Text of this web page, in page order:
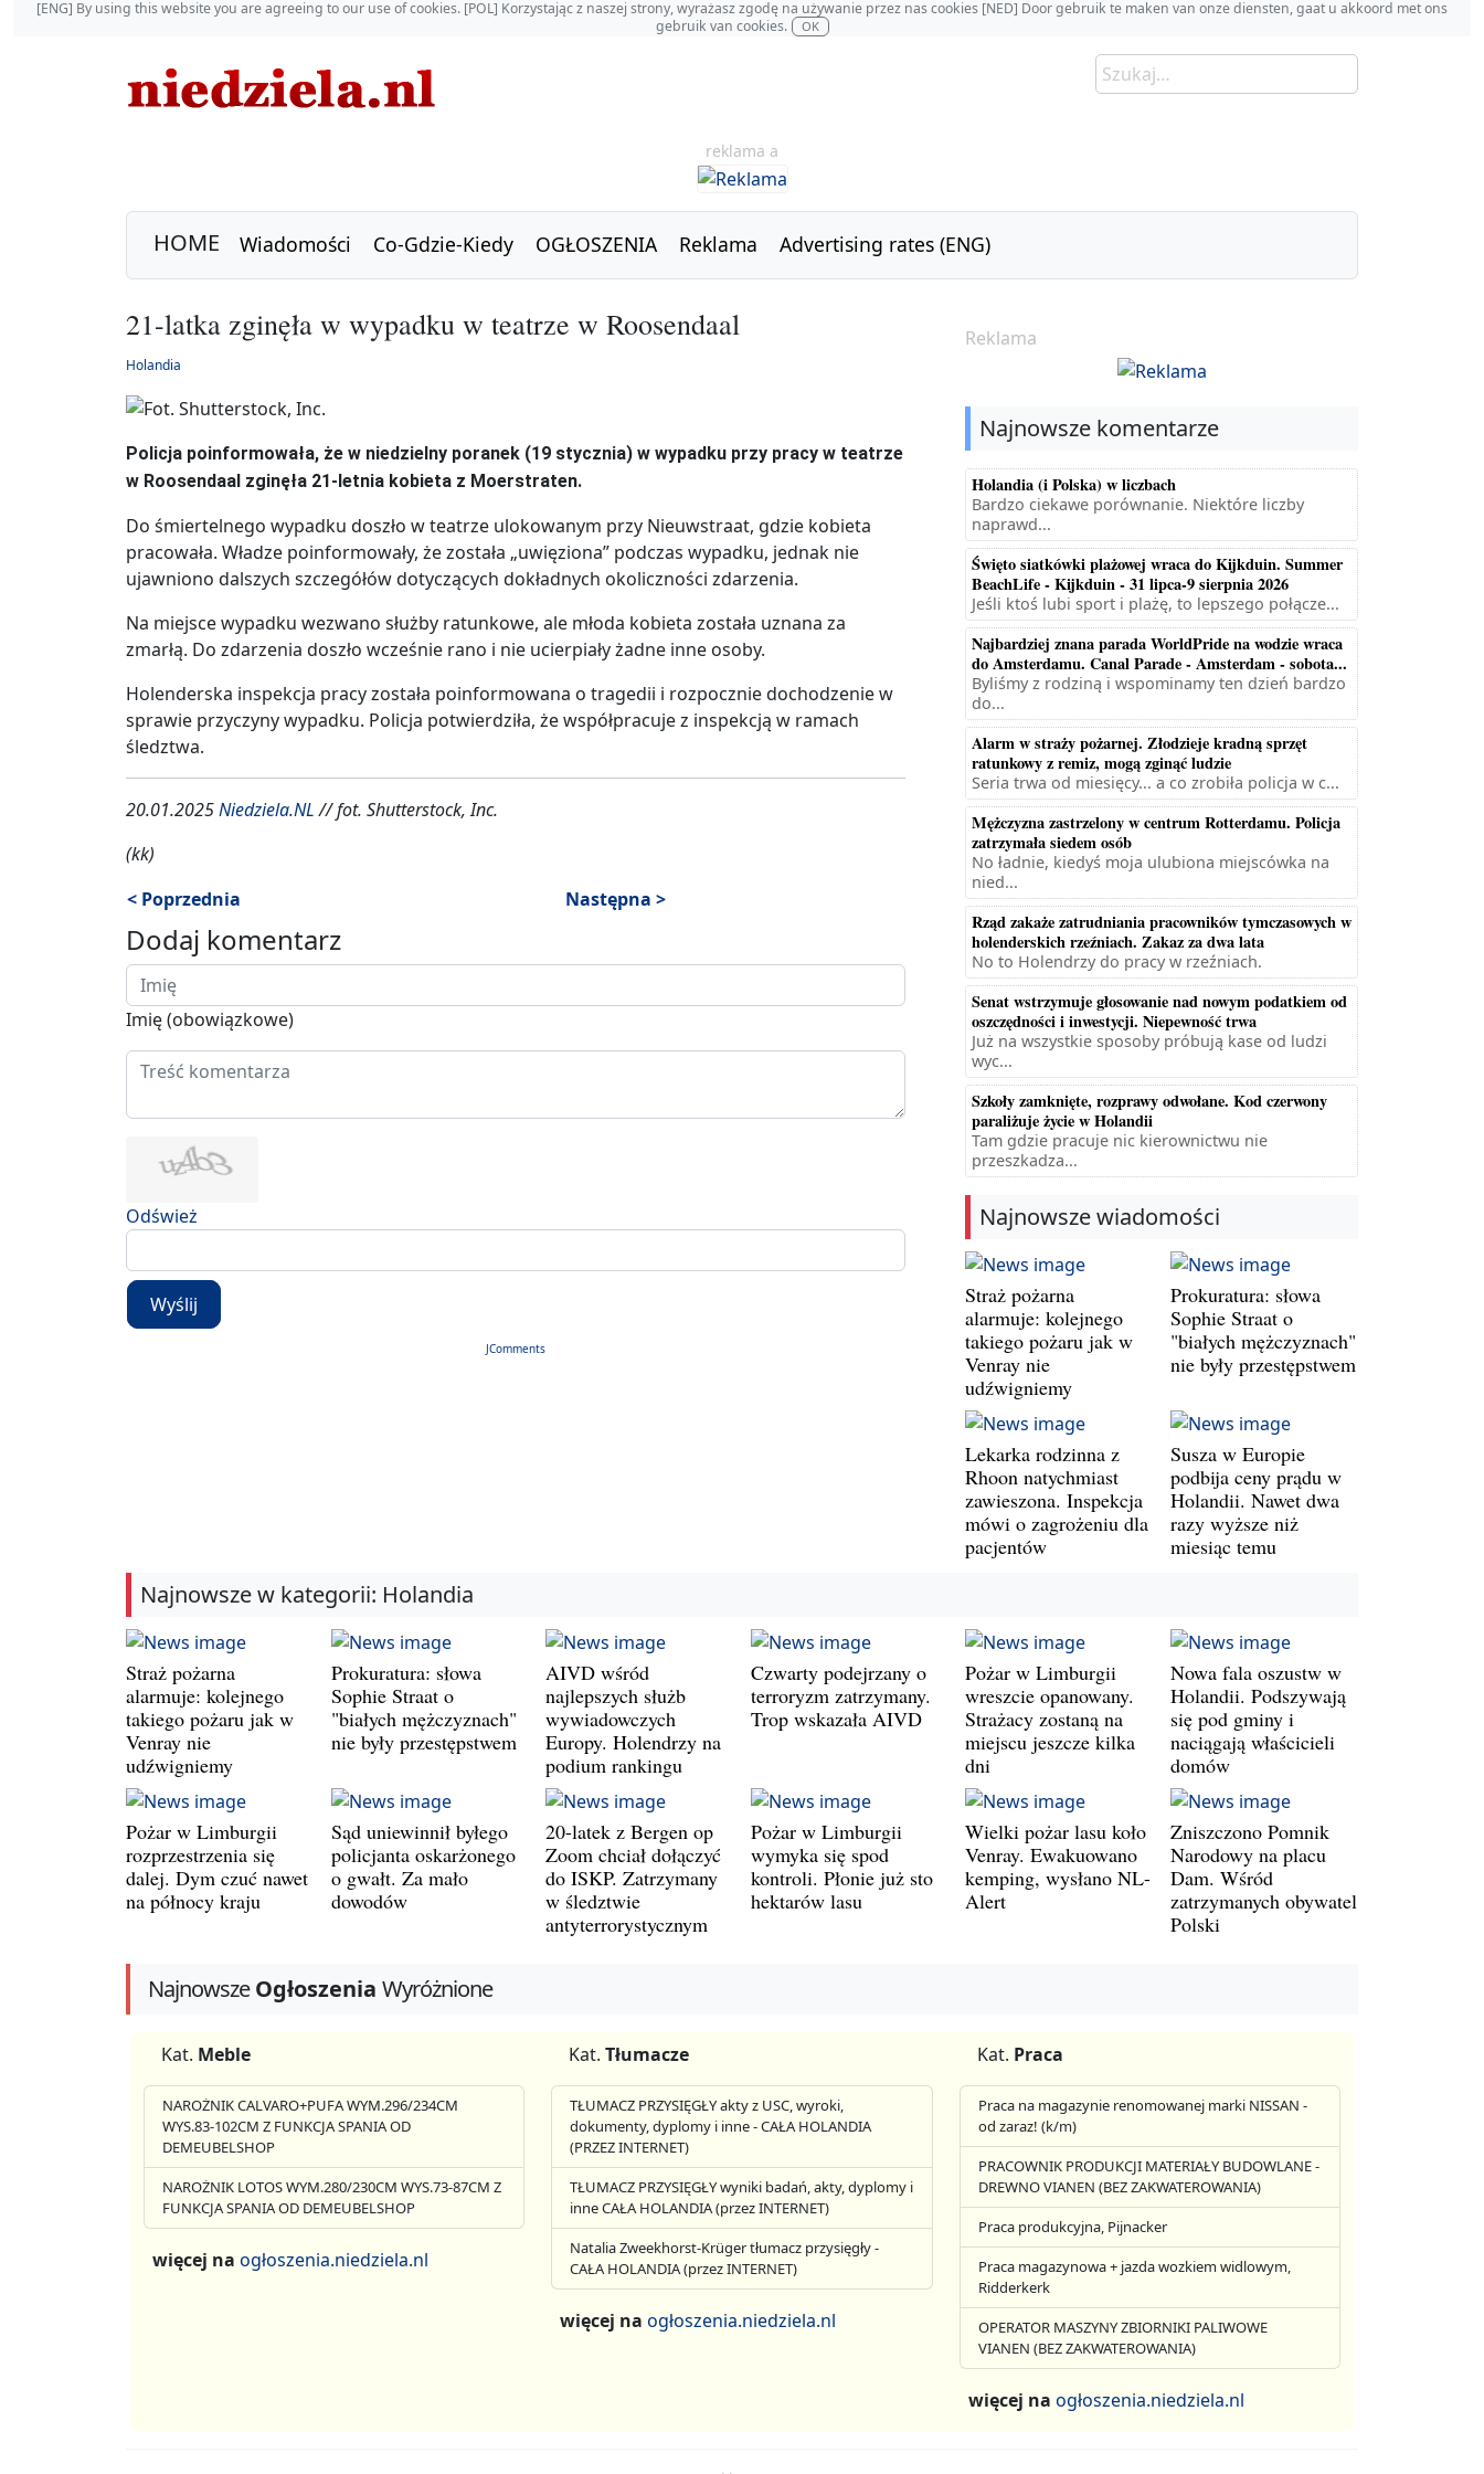
[ENG] By using this website you are agreeing to our use of cookies. [POL] Korzystając z naszej strony, wyrażasz zgodę na używanie przez nas cookies [NED] Door gebruik te maken van onze diensten, gaat u akkoord met ons
gebruik van cookies.
OK
reklama a
HOME Wiadomości Co-Gdzie-Kiedy OGŁOSZENIA Reklama Advertising rates (ENG)
21-latka zginęła w wypadku w teatrze w Roosendaal
Holandia
Policja poinformowała, że w niedzielny poranek (19 stycznia) w wypadku przy pracy w teatrze
w Roosendaal zginęła 21-letnia kobieta z Moerstraten.
Do śmiertelnego wypadku doszło w teatrze ulokowanym przy Nieuwstraat, gdzie kobieta
pracowała. Władze poinformowały, że została „uwięziona” podczas wypadku, jednak nie
ujawniono dalszych szczegółów dotyczących dokładnych okoliczności zdarzenia.
Na miejsce wypadku wezwano służby ratunkowe, ale młoda kobieta została uznana za
zmarłą. Do zdarzenia doszło wcześnie rano i nie ucierpiały żadne inne osoby.
Holenderska inspekcja pracy została poinformowana o tragedii i rozpocznie dochodzenie w
sprawie przyczyny wypadku. Policja potwierdziła, że współpracuje z inspekcją w ramach
śledztwa.
20.01.2025Niedziela.NL// fot. Shutterstock, Inc.
(kk)
< Poprzednia
Następna >
Dodaj komentarz
Imię (obowiązkowe)
Odśwież
Wyślij
JComments
Reklama
Najnowsze komentarze
Holandia (i Polska) w liczbach
Bardzo ciekawe porównanie. Niektóre liczby
naprawd...
Święto siatkówki plażowej wraca do Kijkduin. Summer
BeachLife - Kijkduin - 31 lipca-9 sierpnia 2026
Jeśli ktoś lubi sport i plażę, to lepszego połącze...
Najbardziej znana parada WorldPride na wodzie wraca
do Amsterdamu. Canal Parade - Amsterdam - sobota...
Byliśmy z rodziną i wspominamy ten dzień bardzo
do...
Alarm w straży pożarnej. Złodzieje kradną sprzęt
ratunkowy z remiz, mogą zginąć ludzie
Seria trwa od miesięcy... a co zrobiła policja w c...
Mężczyzna zastrzelony w centrum Rotterdamu. Policja
zatrzymała siedem osób
No ładnie, kiedyś moja ulubiona miejscówka na
nied...
Rząd zakaże zatrudniania pracowników tymczasowych w
holenderskich rzeźniach. Zakaz za dwa lata
No to Holendrzy do pracy w rzeźniach.
Senat wstrzymuje głosowanie nad nowym podatkiem od
oszczędności i inwestycji. Niepewność trwa
Już na wszystkie sposoby próbują kase od ludzi
wyc...
Szkoły zamknięte, rozprawy odwołane. Kod czerwony
paraliżuje życie w Holandii
Tam gdzie pracuje nic kierownictwu nie
przeszkadza...
Najnowsze wiadomości
Straż pożarna
alarmuje: kolejnego
takiego pożaru jak w
Venray nie
udźwigniemy
Prokuratura: słowa
Sophie Straat o
"białych mężczyznach"
nie były przestępstwem
Lekarka rodzinna z
Rhoon natychmiast
zawieszona. Inspekcja
mówi o zagrożeniu dla
pacjentów
Susza w Europie
podbija ceny prądu w
Holandii. Nawet dwa
razy wyższe niż
miesiąc temu
Najnowsze w kategorii: Holandia
Straż pożarna
alarmuje: kolejnego
takiego pożaru jak w
Venray nie
udźwigniemy
Prokuratura: słowa
Sophie Straat o
"białych mężczyznach"
nie były przestępstwem
AIVD wśród
najlepszych służb
wywiadowczych
Europy. Holendrzy na
podium rankingu
Czwarty podejrzany o
terroryzm zatrzymany.
Trop wskazała AIVD
Pożar w Limburgii
wreszcie opanowany.
Strażacy zostaną na
miejscu jeszcze kilka
dni
Nowa fala oszustw w
Holandii. Podszywają
się pod gminy i
naciągają właścicieli
domów
Pożar w Limburgii
rozprzestrzenia się
dalej. Dym czuć nawet
na północy kraju
Sąd uniewinnił byłego
policjanta oskarżonego
o gwałt. Za mało
dowodów
20-latek z Bergen op
Zoom chciał dołączyć
do ISKP. Zatrzymany
w śledztwie
antyterrorystycznym
Pożar w Limburgii
wymyka się spod
kontroli. Płonie już sto
hektarów lasu
Wielki pożar lasu koło
Venray. Ewakuowano
kemping, wysłano NL-
Alert
Zniszczono Pomnik
Narodowy na placu
Dam. Wśród
zatrzymanych obywatel
Polski
NajnowszeOgłoszenia Wyróżnione
Kat. Meble
NAROŻNIK CALVARO+PUFA WYM.296/234CM
WYS.83-102CM Z FUNKCJA SPANIA OD
DEMEUBELSHOP
NAROŻNIK LOTOS WYM.280/230CM WYS.73-87CM Z
FUNKCJA SPANIA OD DEMEUBELSHOP
więcej na ogłoszenia.niedziela.nl
Kat. Tłumacze
TŁUMACZ PRZYSIĘGŁY akty z USC, wyroki,
dokumenty, dyplomy i inne - CAŁA HOLANDIA
(PRZEZ INTERNET)
TŁUMACZ PRZYSIĘGŁY wyniki badań, akty, dyplomy i
inne CAŁA HOLANDIA (przez INTERNET)
Natalia Zweekhorst-Krüger tłumacz przysięgły -
CAŁA HOLANDIA (przez INTERNET)
więcej naogłoszenia.niedziela.nl
Kat. Praca
Praca na magazynie renomowanej marki NISSAN -
od zaraz! (k/m)
PRACOWNIK PRODUKCJI MATERIAŁY BUDOWLANE -
DREWNO VIANEN (BEZ ZAKWATEROWANIA)
Praca produkcyjna, Pijnacker
Praca magazynowa + jazda wozkiem widlowym,
Ridderkerk
OPERATOR MASZYNY ZBIORNIKI PALIWOWE
VIANEN (BEZ ZAKWATEROWANIA)
więcej na ogłoszenia.niedziela.nl